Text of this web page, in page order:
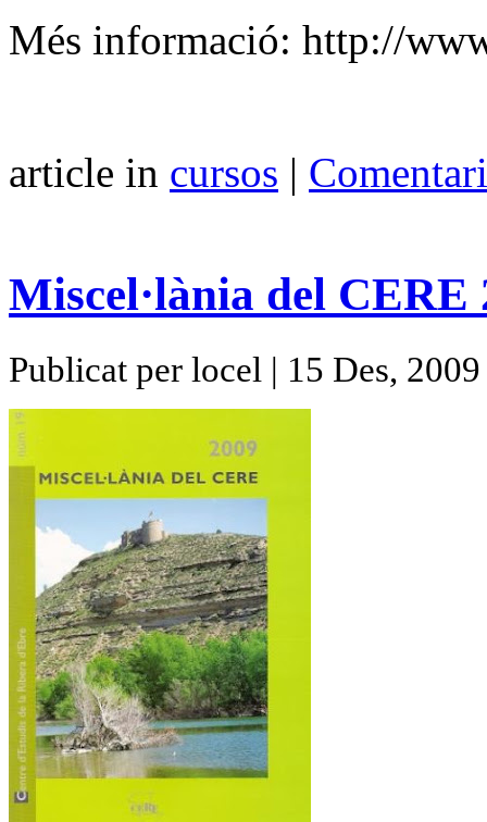
Més informació: http://
article in cursos |
Miscel·lània del CERE
Publicat per locel | 15 Des, 2009